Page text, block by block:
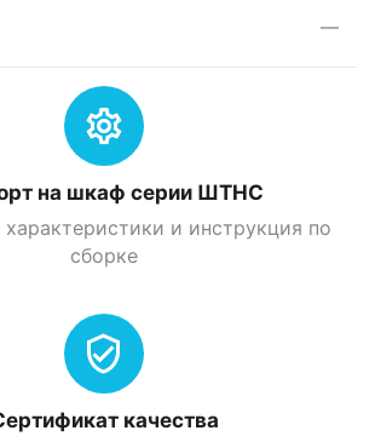
на шкаф серии ШТНС
характеристики и инструкция по
сборке
качества